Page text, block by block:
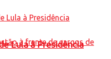
Lula à Presidência